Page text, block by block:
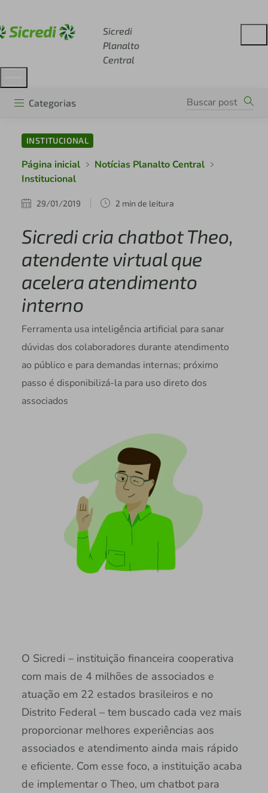
Sicredi
Planalto
Central
Categorias
INSTITUCIONAL
Página inicial
Notícias Planalto Central
Institucional
29/01/2019 2 min de leitura
Sicredi cria chatbot Theo,
atendente virtual que
acelera atendimento
interno
Ferramenta usa inteligência artificial para sanar
dúvidas dos colaboradores durante atendimento
ao público e para demandas internas; próximo
passo é disponibilizá-la para uso direto dos
associados
O Sicredi – instituição financeira cooperativa
com mais de 4 milhões de associados e
atuação em 22 estados brasileiros e no
Distrito Federal – tem buscado cada vez mais
proporcionar melhores experiências aos
associados e atendimento ainda mais rápido
e eficiente. Com esse foco, a instituição acaba
de implementar o Theo, um chatbot para